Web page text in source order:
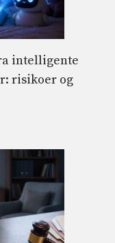
intelligente
risikoer og